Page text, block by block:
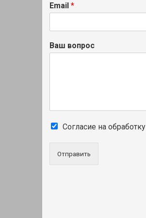
Email *
Ваш вопрос
Согласие на обработку
Отправить